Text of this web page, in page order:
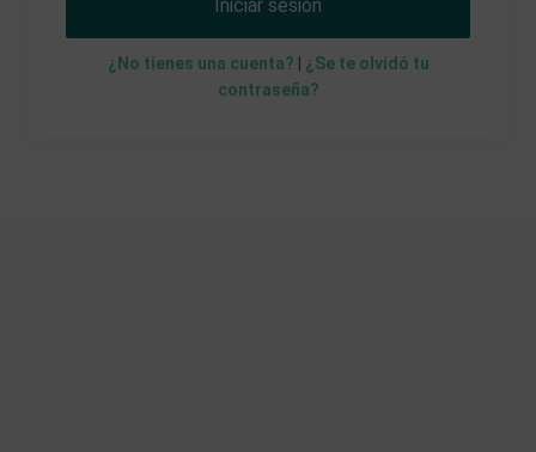
Iniciar sesión
¿No tienes una cuenta?
¿Se te olvidó tu
contraseña?